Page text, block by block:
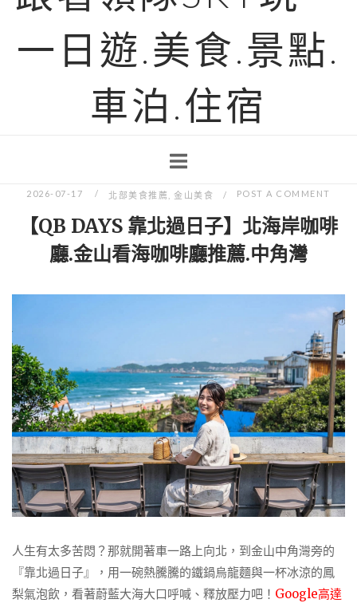
一日遊.美食.景點.
車泊.住宿
2026-07-17 北部美食推薦 ,金山美食 POST A COMMENT
【QB DAYS 靠北過日子】北海岸咖啡
廳.金山看海咖啡廳推薦.中角灣
人生有太多苦悶？那就開著車一路上向北，到金山中角灣旁的
『靠北過日子』，用一碗熱騰騰的鐵鍋烏龍麵與一杯冰涼的鳳
梨氣泡飲，看著蔚藍大海大口呼喊、釋放壓力吧！ Google高達